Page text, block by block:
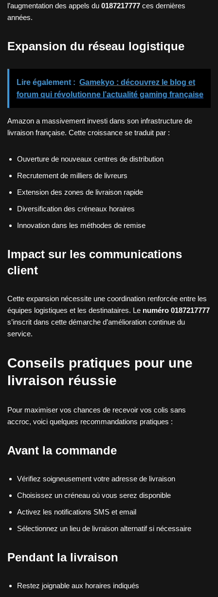
l’augmentation des appels du 0187217777 ces dernières
années.
Expansion du réseau logistique
Lire également : Gamekyo : découvrez le blog et
forum qui révolutionne l’actualité gaming française
Amazon a massivement investi dans son infrastructure de
livraison française. Cette croissance se traduit par :
Ouverture de nouveaux centres de distribution
Recrutement de milliers de livreurs
Extension des zones de livraison rapide
Diversification des créneaux horaires
Innovation dans les méthodes de remise
Impact sur les communications
client
Cette expansion nécessite une coordination renforcée entre les
équipes logistiques et les destinataires. Le numéro 0187217777
s’inscrit dans cette démarche d’amélioration continue du
service.
Conseils pratiques pour une
livraison réussie
Pour maximiser vos chances de recevoir vos colis sans
accroc, voici quelques recommandations pratiques :
Avant la commande
Vérifiez soigneusement votre adresse de livraison
Choisissez un créneau où vous serez disponible
Activez les notifications SMS et email
Sélectionnez un lieu de livraison alternatif si nécessaire
Pendant la livraison
Restez joignable aux horaires indiqués